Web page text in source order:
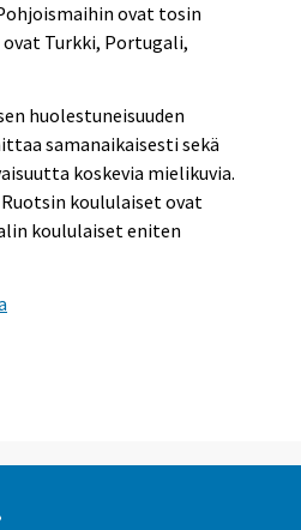
ovat tosin
ovat Turkki, Portugali,
huolestuneisuuden
samanaikaisesti sekä
koskevia mielikuvia.
koululaiset ovat
koululaiset eniten